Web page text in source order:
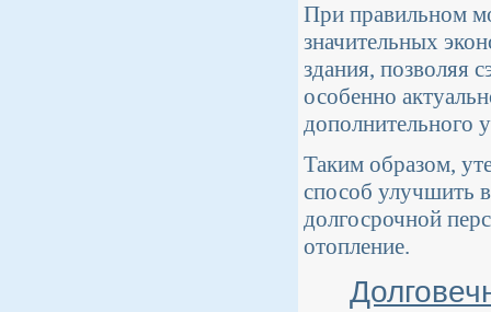
При правильном
значительных
здания, позволяя
особенно
дополнительного
Таким образом,
способ улучшить
долгосрочной
отопление.